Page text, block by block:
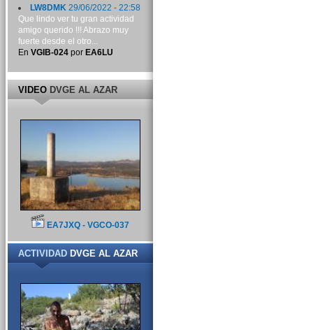
LW8DMK29/06/2022 - 22:58
Que lindo ver tu gran actividad
amigo querido !!! Abrazo muy
fuerte desde el otro...
En VGIB-024por EA6LU
VIDEODVGE AL AZAR
EA7JXQ - VGCO-037
ACTIVIDADDVGE AL AZAR